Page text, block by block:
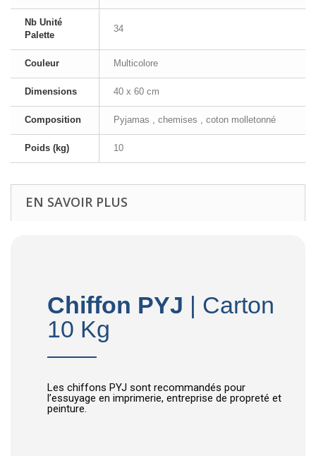
Nb Unité
Palette
34
Couleur Multicolore
Dimensions 40 x 60 cm
Composition Pyjamas , chemises , coton molletonné
Poids (kg) 10
EN SAVOIR PLUS
Chiffon PYJ | Carton
10 Kg
Les chiffons PYJ sont recommandés pour
l’essuyage en imprimerie, entreprise de propreté et
peinture.